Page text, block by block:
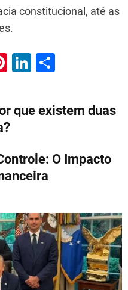
constitucional, até as
Pi
e
st
Li
e
n
ar
e
que existem duas
O Impacto